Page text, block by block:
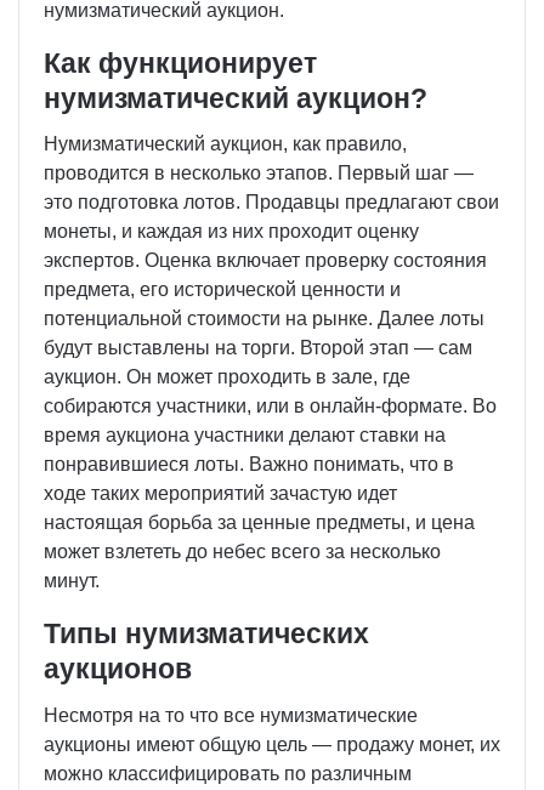
нумизматический аукцион.
Как функционирует
нумизматический аукцион?
Нумизматический аукцион, как правило,
проводится в несколько этапов. Первый шаг —
это подготовка лотов. Продавцы предлагают свои
монеты, и каждая из них проходит оценку
экспертов. Оценка включает проверку состояния
предмета, его исторической ценности и
потенциальной стоимости на рынке. Далее лоты
будут выставлены на торги. Второй этап — сам
аукцион. Он может проходить в зале, где
собираются участники, или в онлайн-формате. Во
время аукциона участники делают ставки на
понравившиеся лоты. Важно понимать, что в
ходе таких мероприятий зачастую идет
настоящая борьба за ценные предметы, и цена
может взлететь до небес всего за несколько
минут.
Типы нумизматических
аукционов
Несмотря на то что все нумизматические
аукционы имеют общую цель — продажу монет, их
можно классифицировать по различным